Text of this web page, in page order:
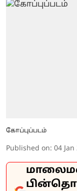
கோப்புப்படம்
Published on: 04 Jan